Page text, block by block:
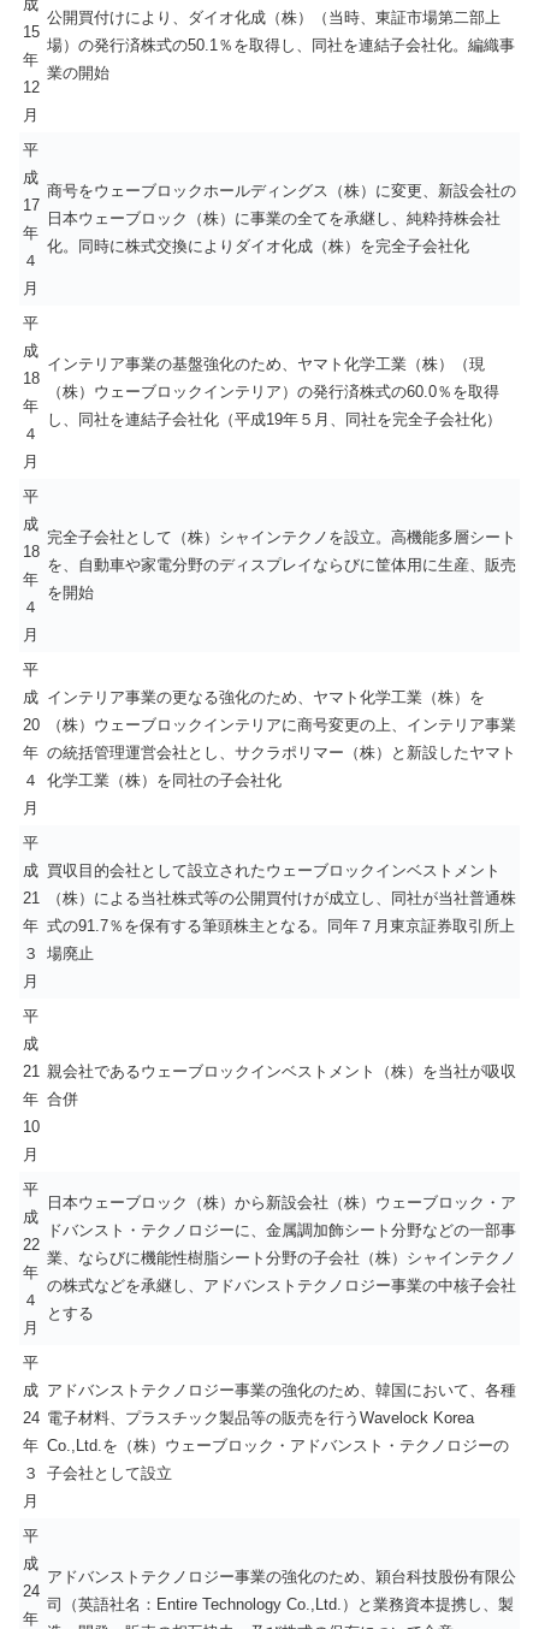
成
15
年
12
月
公開買付けにより、ダイオ化成（株）（当時、東証市場第二部上
場）の発行済株式の50.1％を取得し、同社を連結子会社化。編織事
業の開始
平
成
17
年
４
月
商号をウェーブロックホールディングス（株）に変更、新設会社の
日本ウェーブロック（株）に事業の全てを承継し、純粋持株会社
化。同時に株式交換によりダイオ化成（株）を完全子会社化
平
成
18
年
４
月
インテリア事業の基盤強化のため、ヤマト化学工業（株）（現
（株）ウェーブロックインテリア）の発行済株式の60.0％を取得
し、同社を連結子会社化（平成19年５月、同社を完全子会社化）
平
成
18
年
４
月
完全子会社として（株）シャインテクノを設立。高機能多層シート
を、自動車や家電分野のディスプレイならびに筐体用に生産、販売
を開始
平
成
20
年
４
月
インテリア事業の更なる強化のため、ヤマト化学工業（株）を
（株）ウェーブロックインテリアに商号変更の上、インテリア事業
の統括管理運営会社とし、サクラポリマー（株）と新設したヤマト
化学工業（株）を同社の子会社化
平
成
21
年
３
月
買収目的会社として設立されたウェーブロックインベストメント
（株）による当社株式等の公開買付けが成立し、同社が当社普通株
式の91.7％を保有する筆頭株主となる。同年７月東京証券取引所上
場廃止
平
成
21
年
10
月
親会社であるウェーブロックインベストメント（株）を当社が吸収
合併
平
成
22
年
４
月
日本ウェーブロック（株）から新設会社（株）ウェーブロック・ア
ドバンスト・テクノロジーに、金属調加飾シート分野などの一部事
業、ならびに機能性樹脂シート分野の子会社（株）シャインテクノ
の株式などを承継し、アドバンストテクノロジー事業の中核子会社
とする
平
成
24
年
３
月
アドバンストテクノロジー事業の強化のため、韓国において、各種
電子材料、プラスチック製品等の販売を行うWavelock Korea
Co.,Ltd.を（株）ウェーブロック・アドバンスト・テクノロジーの
子会社として設立
平
成
24
年
アドバンストテクノロジー事業の強化のため、穎台科技股份有限公
司（英語社名：Entire Technology Co.,Ltd.）と業務資本提携し、製